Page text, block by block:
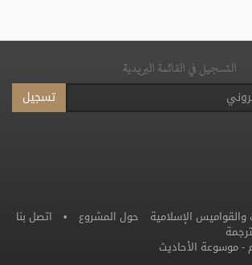
التسجيل في القائمة البريدية
تسجيل
حول المشروع • اتصل بنا الإسلامية
-موسوعة الأحاديث